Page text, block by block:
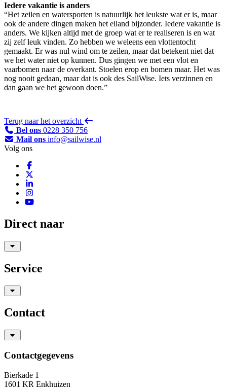
Iedere vakantie is anders
“Het zeilen en watersporten is natuurlijk het leukste wat er is, maar
ook de andere dingen maken het eiland bijzonder. Iedere vakantie is
anders. We kijken altijd met de groep wat er te realiseren is en wat
zij zelf leuk vinden. Zo hebben we weleens een vlottentocht
gemaakt. Er was nul wind om te zeilen, maar dat betekent niet dat
we het water niet op kunnen. Dus gingen we met een vlot en
vaarbomen naar de overkant. Stoelen erop en bomen maar. Het was
nog nooit gedaan, maar dat is ook des SailWise. Iets verzinnen en
dan gaan we het gewoon doen.”
Terug naar het overzicht
Bel ons 0228 350 756
Mail ons info@sailwise.nl
Volg ons
Direct naar
Service
Contact
Contactgegevens
Bierkade 1
1601 KR Enkhuizen